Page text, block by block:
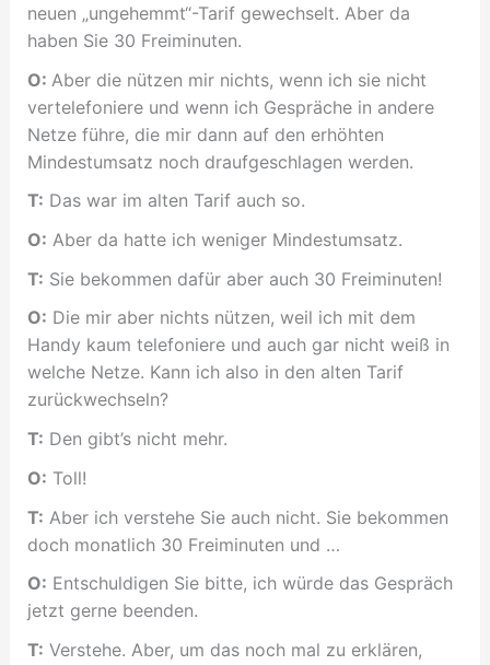
neuen „ungehemmt“-Tarif gewechselt. Aber da
haben Sie 30 Freiminuten.
O: Aber die nützen mir nichts, wenn ich sie nicht
vertelefoniere und wenn ich Gespräche in andere
Netze führe, die mir dann auf den erhöhten
Mindestumsatz noch draufgeschlagen werden.
T: Das war im alten Tarif auch so.
O: Aber da hatte ich weniger Mindestumsatz.
T: Sie bekommen dafür aber auch 30 Freiminuten!
O: Die mir aber nichts nützen, weil ich mit dem
Handy kaum telefoniere und auch gar nicht weiß in
welche Netze. Kann ich also in den alten Tarif
zurückwechseln?
T: Den gibt’s nicht mehr.
O: Toll!
T: Aber ich verstehe Sie auch nicht. Sie bekommen
doch monatlich 30 Freiminuten und …
O: Entschuldigen Sie bitte, ich würde das Gespräch
jetzt gerne beenden.
T: Verstehe. Aber, um das noch mal zu erklären,